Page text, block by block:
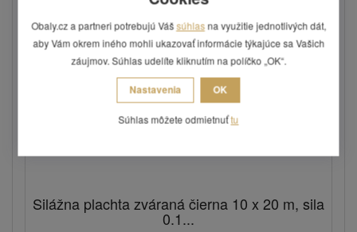
Silážna plachta zváraná čierna 10 x 20 m, sila
0.1...
Obaly.cz a partneri potrebujú Vášsúhlas na využitie jednotlivých dát,
aby Vám okrem iného mohli ukazovať informácie týkajúce sa Vašich
záujmov. Súhlas udelíte kliknutím na políčko „OK“.
Nastavenia OK
Súhlas môžete odmietnuťtu